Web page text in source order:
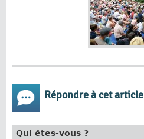
Répondre à cet article
Qui êtes-vous ?